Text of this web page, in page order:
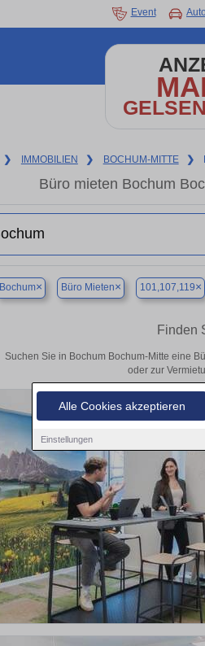
Alle Cookies akzeptieren
Einstellungen
Event Auto
❯ IMMOBILIEN ❯ BOCHUM-MITTE ❯
Büro mieten Bochum
Bochum× Büro Mieten× 101,107,119×
Finden
Suchen Sie in Bochum Bochum-Mitte eine
oder zur